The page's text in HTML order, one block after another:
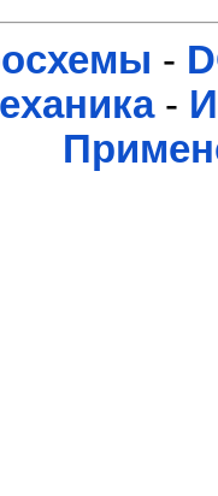
-
-